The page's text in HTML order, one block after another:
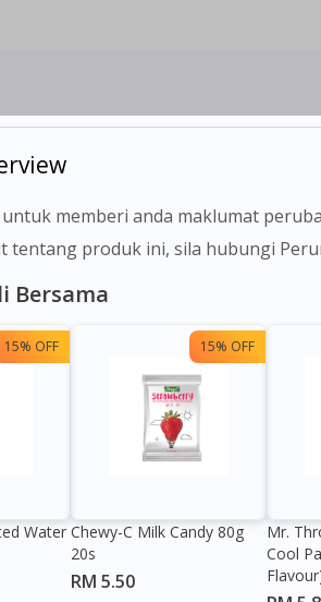
memberi anda maklumat
tentang produk ini, sila hubungi
Bersama
15% OFF
Water
15% OFF
Chewy-C Milk Candy 80g
20s
RM 5.50
Mr.
Cool